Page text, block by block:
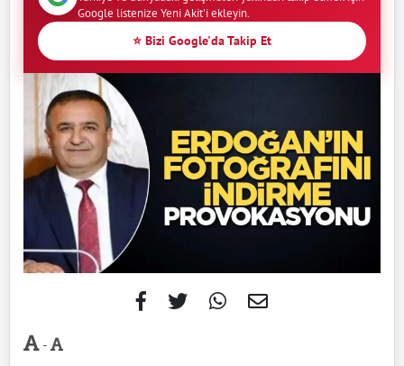
Google listenize Yeni Akit'i ekleyin.
⭐ Bizi Google'da Takip Et
-